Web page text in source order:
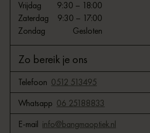
Vrijdag
9:30 – 18:00
Zaterdag
9:30 – 17:00
Zondag
Gesloten
Zo bereik je ons
Telefoon 0512 513495
Whatsapp 06 25188833
E-mail info@bangmaoptiek.nl